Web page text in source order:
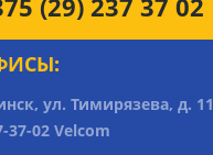
ул. Тимирязева, д.
37-02 Velcom